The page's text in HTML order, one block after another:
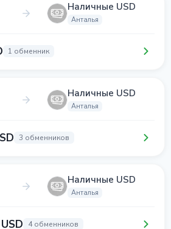
Наличные USD
Анталья
1 обменник
Наличные USD
Анталья
3 обменников
Наличные USD
Анталья
4 обменников